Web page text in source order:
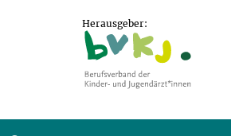
Herausgeber: